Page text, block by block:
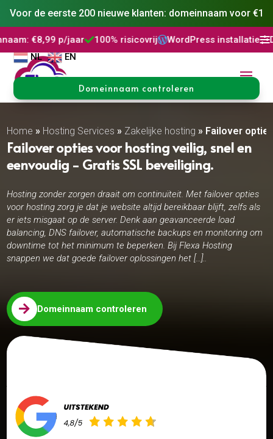
Voor de eerste 200 nieuwe klanten: domeinnaam voor €1
jaar100% risicovrijWordPress installatieDNS Beheer
NL EN
Domeinnaam controleren
Home » Hosting Services » Zakelijke hosting » Failover
Failover opties voor hosting veilig, snel en
eenvoudig - Gratis SSL beveiliging.
Hosting zonder zorgen draait om continuïteit. Met failover opties
voor hosting zorg je dat je website altijd bereikbaar blijft, zelfs als
er iets misgaat op de server. Denk aan geavanceerde load
balancing, DNS failover, automatische backups en monitoring om
downtime tot het minimum te beperken. Bij Flexa Hosting
snappen we dat goede failover oplossingen het […]..
 Domeinnaam controleren